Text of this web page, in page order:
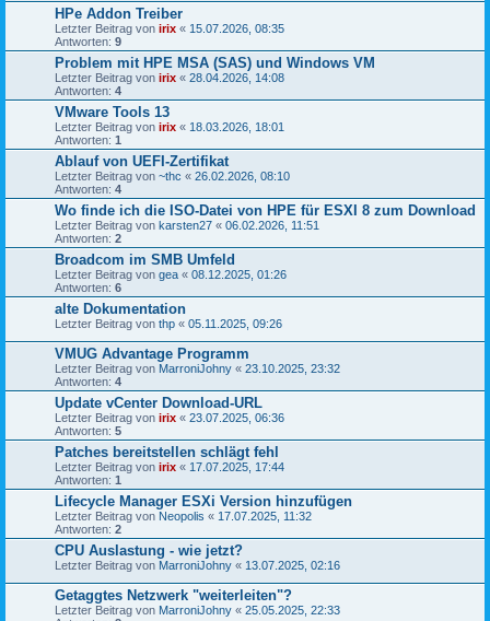
HPe Addon Treiber
Letzter Beitrag von irix « 15.07.2026, 08:35
Antworten: 9
Problem mit HPE MSA (SAS) und Windows VM
Letzter Beitrag von irix « 28.04.2026, 14:08
Antworten: 4
VMware Tools 13
Letzter Beitrag von irix « 18.03.2026, 18:01
Antworten: 1
Ablauf von UEFI-Zertifikat
Letzter Beitrag von ~thc « 26.02.2026, 08:10
Antworten: 4
Wo finde ich die ISO-Datei von HPE für ESXI 8 zum Download
Letzter Beitrag von karsten27 « 06.02.2026, 11:51
Antworten: 2
Broadcom im SMB Umfeld
Letzter Beitrag von gea « 08.12.2025, 01:26
Antworten: 6
alte Dokumentation
Letzter Beitrag von thp « 05.11.2025, 09:26
VMUG Advantage Programm
Letzter Beitrag von MarroniJohny « 23.10.2025, 23:32
Antworten: 4
Update vCenter Download-URL
Letzter Beitrag von irix « 23.07.2025, 06:36
Antworten: 5
Patches bereitstellen schlägt fehl
Letzter Beitrag von irix « 17.07.2025, 17:44
Antworten: 1
Lifecycle Manager ESXi Version hinzufügen
Letzter Beitrag von Neopolis « 17.07.2025, 11:32
Antworten: 2
CPU Auslastung - wie jetzt?
Letzter Beitrag von MarroniJohny « 13.07.2025, 02:16
Getaggtes Netzwerk "weiterleiten"?
Letzter Beitrag von MarroniJohny « 25.05.2025, 22:33